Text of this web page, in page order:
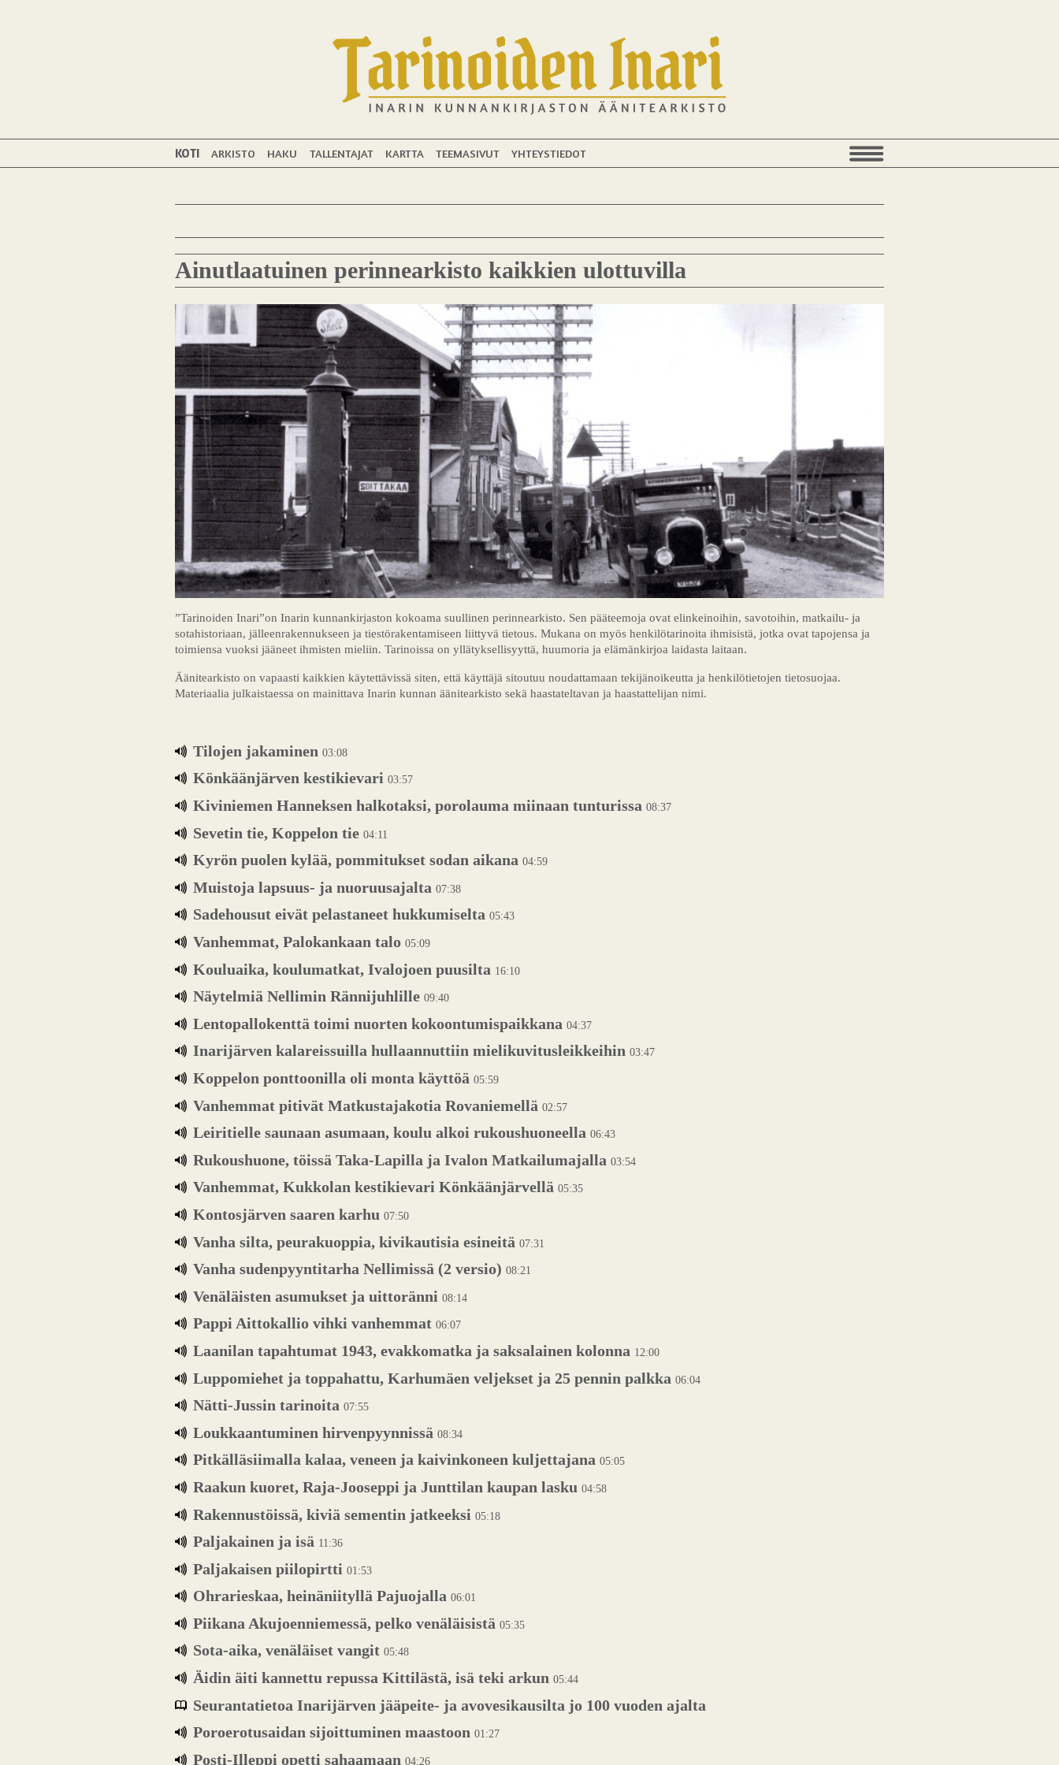
KOTI ARKISTO HAKU TALLENTAJAT KARTTA TEEMASIVUT YHTEYSTIEDOT
Ainutlaatuinen perinnearkisto kaikkien ulottuvilla
”Tarinoiden Inari”on Inarin kunnankirjaston kokoama suullinen perinnearkisto. Sen pääteemoja ovat elinkeinoihin, savotoihin, matkailu- ja
sotahistoriaan, jälleenrakennukseen ja tiestörakentamiseen liittyvä tietous. Mukana on myös henkilötarinoita ihmisistä, jotka ovat tapojensa ja
toimiensa vuoksi jääneet ihmisten mieliin. Tarinoissa on yllätyksellisyyttä, huumoria ja elämänkirjoa laidasta laitaan.
Äänitearkisto on vapaasti kaikkien käytettävissä siten, että käyttäjä sitoutuu noudattamaan tekijänoikeutta ja henkilötietojen tietosuojaa.
Materiaalia julkaistaessa on mainittava Inarin kunnan äänitearkisto sekä haastateltavan ja haastattelijan nimi.
Tilojen jakaminen 03:08
Könkäänjärven kestikievari 03:57
Kiviniemen Hanneksen halkotaksi, porolauma miinaan tunturissa 08:37
Sevetin tie, Koppelon tie 04:11
Kyrön puolen kylää, pommitukset sodan aikana 04:59
Muistoja lapsuus- ja nuoruusajalta 07:38
Sadehousut eivät pelastaneet hukkumiselta 05:43
Vanhemmat, Palokankaan talo 05:09
Kouluaika, koulumatkat, Ivalojoen puusilta 16:10
Näytelmiä Nellimin Rännijuhlille 09:40
Lentopallokenttä toimi nuorten kokoontumispaikkana 04:37
Inarijärven kalareissuilla hullaannuttiin mielikuvitusleikkeihin 03:47
Koppelon ponttoonilla oli monta käyttöä 05:59
Vanhemmat pitivät Matkustajakotia Rovaniemellä 02:57
Leiritielle saunaan asumaan, koulu alkoi rukoushuoneella 06:43
Rukoushuone, töissä Taka-Lapilla ja Ivalon Matkailumajalla 03:54
Vanhemmat, Kukkolan kestikievari Könkäänjärvellä 05:35
Kontosjärven saaren karhu 07:50
Vanha silta, peurakuoppia, kivikautisia esineitä 07:31
Vanha sudenpyyntitarha Nellimissä (2 versio) 08:21
Venäläisten asumukset ja uittoränni 08:14
Pappi Aittokallio vihki vanhemmat 06:07
Laanilan tapahtumat 1943, evakkomatka ja saksalainen kolonna 12:00
Luppomiehet ja toppahattu, Karhumäen veljekset ja 25 pennin palkka 06:04
Nätti-Jussin tarinoita 07:55
Loukkaantuminen hirvenpyynnissä 08:34
Pitkälläsiimalla kalaa, veneen ja kaivinkoneen kuljettajana 05:05
Raakun kuoret, Raja-Jooseppi ja Junttilan kaupan lasku 04:58
Rakennustöissä, kiviä sementin jatkeeksi 05:18
Paljakainen ja isä 11:36
Paljakaisen piilopirtti 01:53
Ohrarieskaa, heinäniityllä Pajuojalla 06:01
Piikana Akujoenniemessä, pelko venäläisistä 05:35
Sota-aika, venäläiset vangit 05:48
Äidin äiti kannettu repussa Kittilästä, isä teki arkun 05:44
Seurantatietoa Inarijärven jääpeite- ja avovesikausilta jo 100 vuoden ajalta
Poroerotusaidan sijoittuminen maastoon 01:27
Posti-Illeppi opetti sahaamaan 04:26